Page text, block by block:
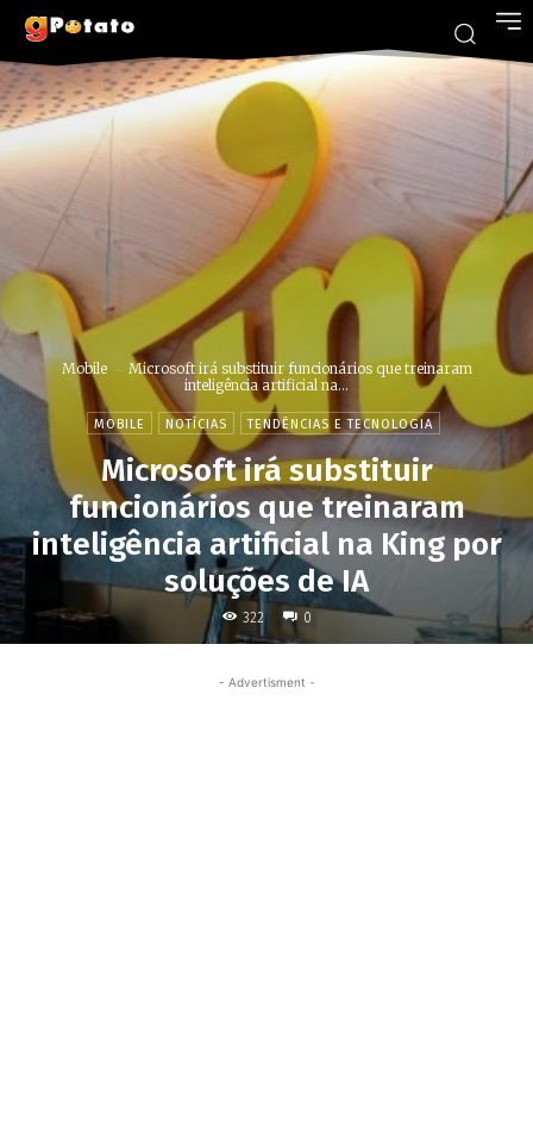
Mobile
Microsoft irá substituir funcionários que treinaram
inteligência artificial na...
MOBILE NOTÍCIAS TENDÊNCIAS E TECNOLOGIA
Microsoft irá substituir
funcionários que treinaram
inteligência artificial na King por
soluções de IA
322 0
- Advertisment -